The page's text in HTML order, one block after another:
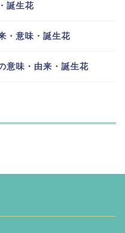
誕生花
・意味・誕生花
意味・由来・誕生花